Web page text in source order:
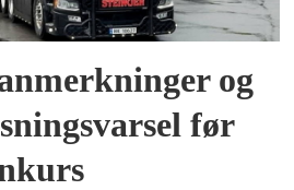
og
før